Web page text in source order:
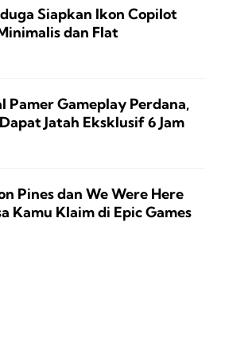
Siapkan Ikon Copilot
dan Flat
Pamer Gameplay Perdana,
Jatah Eksklusif 6 Jam
Pines dan We Were Here
Kamu Klaim di Epic Games